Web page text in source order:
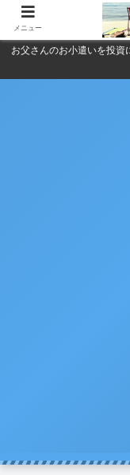
お父さんのお小遣いを投資
メニュー